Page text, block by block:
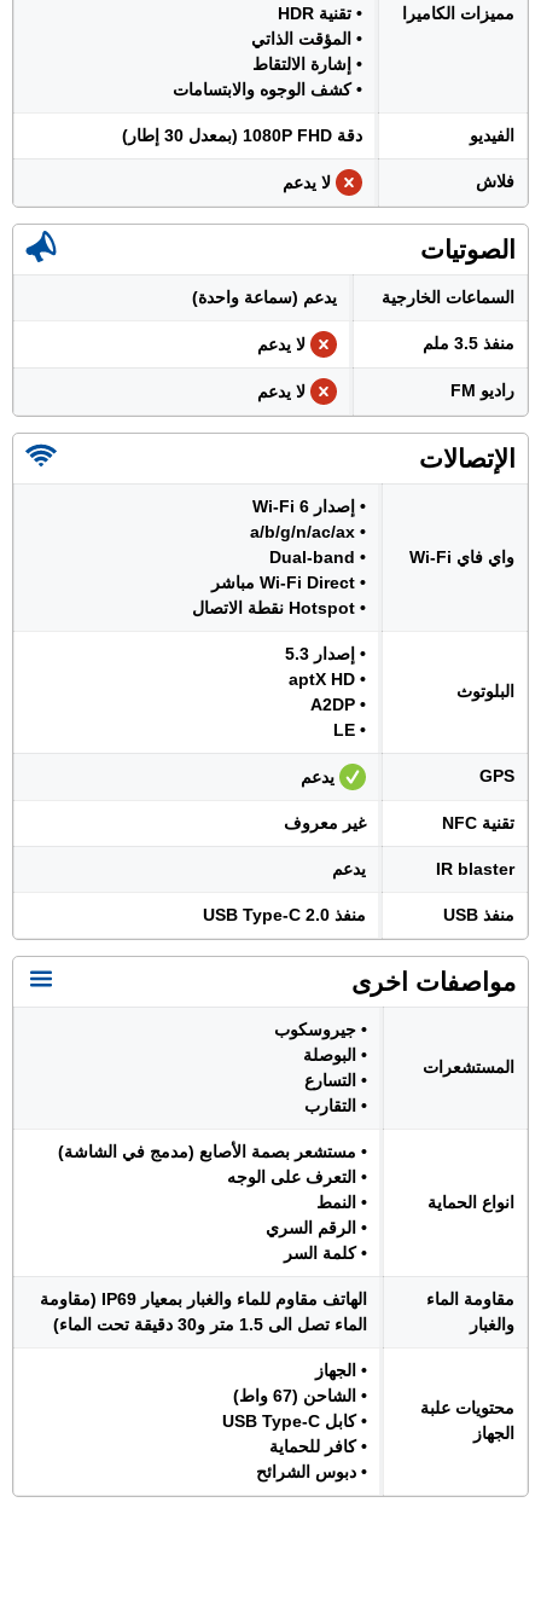
مميزات الكاميرا
• تقنية HDR
• المؤقت الذاتي
• إشارة الالتقاط
• كشف الوجوه والابتسامات
الفيديو دقة 1080P FHD (بمعدل 30 إطار)
فلاش لا يدعم
الصوتيات
السماعات الخارجية يدعم (سماعة واحدة)
منفذ 3.5 ملم لا يدعم
راديو FM لا يدعم
الإتصالات
واي فاي Wi-Fi
• إصدار Wi-Fi 6
• a/b/g/n/ac/ax
• Dual-band
• Wi-Fi Direct مباشر
• Hotspot نقطة الاتصال
البلوتوث
• إصدار 5.3
• aptX HD
• A2DP
• LE
GPS يدعم
تقنية NFC غير معروف
IR blaster يدعم
منفذ USB منفذ USB Type-C 2.0
مواصفات اخرى
المستشعرات
• جيروسكوب
• البوصلة
• التسارع
• التقارب
انواع الحماية
• مستشعر بصمة الأصابع (مدمج في الشاشة)
• التعرف على الوجه
• النمط
• الرقم السري
• كلمة السر
مقاومة الماء
والغبار
الهاتف مقاوم للماء والغبار بمعيار IP69 (مقاومة
الماء تصل الى 1.5 متر و30 دقيقة تحت الماء)
محتويات علبة
الجهاز
• الجهاز
• الشاحن (67 واط)
• كابل USB Type-C
• كافر للحماية
• دبوس الشرائح